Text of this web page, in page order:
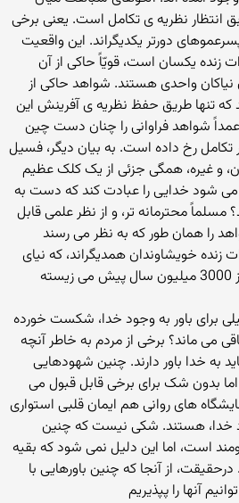
انتظار نظریه ی تکامل است. یعنی برخی
دورتر یکدیگراند. این واقعیت
زنده یکسان است، قویّاً حاکی از آن
واحدی هستند. شواهد حاکی از
که تنها طریق حفظ نظریه ی آفرینش این
شواهد فراوانی را چنان دست چین
تکامل رخ داده است. به بیان دیگر، فسیل
و غیره، همگی جزئی از یک کلک عظیم
می شود خدایی را عبادت کند که دست به
مسلماً محترمانه تر، و از نظر علمی قابل
را همان طور که به نظر می رسند
خویشاوندان همدیگراند، که نیای
دور مشترکی دارند که بیش از 3000 میلیون سال پیش می زیسته
برای باور به وجود خدا، شکست خورده
می ماند؟ برخی از مردم به خاطر آنچه
به خدا باور دارند. چنین شهودهایی
بدون شک برای برخی قابل قبول می
های روانی هم ایمان قلبی استواری
خدا، هستند. شکی نیست که چنین
است، اما این دلیل نمی شود که بقیه
از آنجا که چنین باورهایی با
آنها را پپذیریم